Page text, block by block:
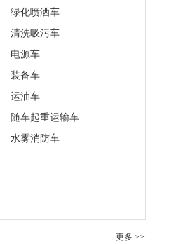
绿化喷洒车
清洗吸污车
电源车
装备车
运油车
随车起重运输车
水雾消防车
更多 >>